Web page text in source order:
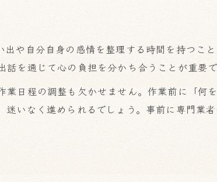
選び実践法
心のケアを両立
品整理基本ポイント
や自分自身の感情を整理する時間を持つこ
を通じて心の負担を分かち合うことが重要で
日程の調整も欠かせません。作業前に「何
いなく進められるでしょう。事前に専門業